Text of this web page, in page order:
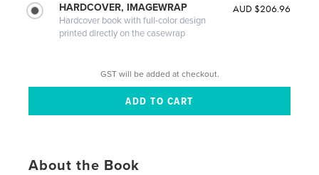
HARDCOVER, IMAGEWRAP
Hardcover book with full-color design
printed directly on the casewrap
AUD $206.96
GST will be added at checkout.
About the Book